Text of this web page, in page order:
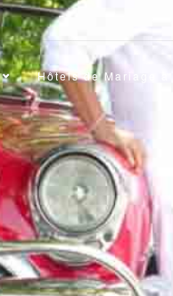
Hôtels de Mariage à